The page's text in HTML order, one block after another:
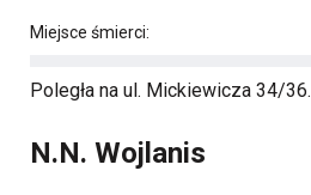
Miejsce śmierci:
Poległa na ul. Mickiewicza 34/36.
N.N. Wojlanis